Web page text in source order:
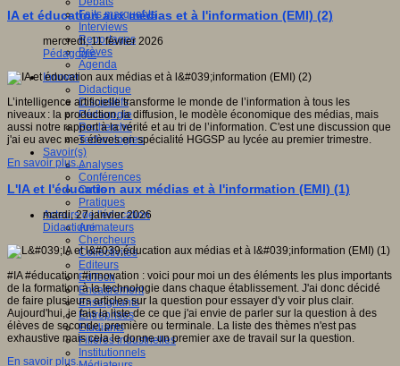
Faits marquants
Interviews
Reportages
Brèves
Agenda
Innover
Didactique
Dispositifs
Pédagogie
Recherche
Technologies
Savoir(s)
Analyses
Conférences
Outils
Pratiques
Acteurs de l'éducation
Animateurs
Chercheurs
Collectivités
Editeurs
EdTech
Encadrement
Enseignants
Entreprises
Etudiants
Filières industrielles
Institutionnels
IA et éducation aux médias et à l'information (EMI) (2)
mercredi, 11 février 2026
Pédagogie
L’intelligence artificielle transforme le monde de l’information à tous les
niveaux : la production, la diffusion, le modèle économique des médias, mais
aussi notre rapport à la vérité et au tri de l’information. C'est une discussion que
j'ai eu avec mes élèves en spécialité HGGSP au lycée au premier trimestre.
En savoir plus...
L'IA et l'éducation aux médias et à l'information (EMI) (1)
mardi, 27 janvier 2026
Didactique
#IA #éducation #innovation : voici pour moi un des éléments les plus importants
de la formation à la technologie dans chaque établissement. J'ai donc décidé
de faire plusieurs articles sur la question pour essayer d'y voir plus clair.
Aujourd'hui, je fais la liste de ce que j'ai envie de parler sur la question à des
élèves de seconde, première ou terminale. La liste des thèmes n'est pas
exhaustive mais cela le donne un premier axe de travail sur la question.
En savoir plus...